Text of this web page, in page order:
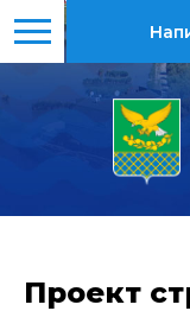
Проект